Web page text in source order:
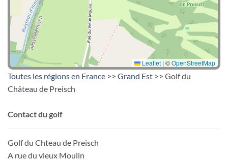
Leaflet | ©OpenStreetMap
Toutes les régions en France >> Grand Est >> Golf du
Château de Preisch
Contact du golf
Golf du Chteau de Preisch
A rue du vieux Moulin